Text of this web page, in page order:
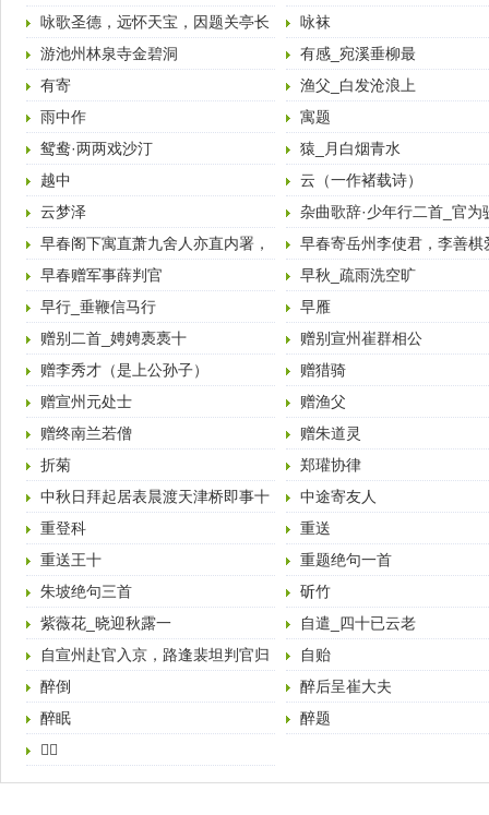
咏歌圣德，远怀天宝，因题关亭长
句四韵
咏袜
游池州林泉寺金碧洞
有感_宛溪垂柳最
有寄
渔父_白发沧浪上
雨中作
寓题
鸳鸯·两两戏沙汀
猿_月白烟青水
越中
云（一作褚载诗）
云梦泽
杂曲歌辞·少年行二首_官为
早春阁下寓直萧九舍人亦直内署，
因寄书怀四韵
早春寄岳州李使君，李善棋
情地闲雅
早春赠军事薛判官
早秋_疏雨洗空旷
早行_垂鞭信马行
早雁
赠别二首_娉娉褭褭十
赠别宣州崔群相公
赠李秀才（是上公孙子）
赠猎骑
赠宣州元处士
赠渔父
赠终南兰若僧
赠朱道灵
折菊
郑瓘协律
中秋日拜起居表晨渡天津桥即事十
六韵献…兼呈工部刘公
中途寄友人
重登科
重送
重送王十
重题绝句一首
朱坡绝句三首
斫竹
紫薇花_晓迎秋露一
自遣_四十已云老
自宣州赴官入京，路逢裴坦判官归
宣州，因题赠
自贻
醉倒
醉后呈崔大夫
醉眠
醉题
